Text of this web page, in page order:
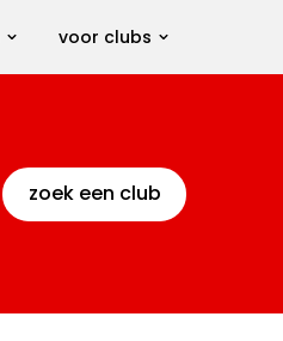
voor clubs
zoek een club